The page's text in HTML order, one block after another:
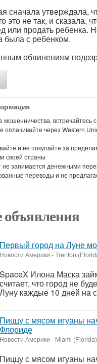
сначала утверждала,
это не так, и
или продать ребенка.
была с ребенком.
обвинениям
мошенничества, встречайтесь
оплачивайте через Western
и не покупайте за
своей страны
не занимается денежными
переводы и не
Первый город на Луне
Новости Америки -Trenton
SpaceX Илона Маска
считает, что город не
Луну каждые 10 дней на
Пиццу с мясом игуаны
Флориде
Новости Америки - Miami (Florida)
Пиццу с мясом игуаны